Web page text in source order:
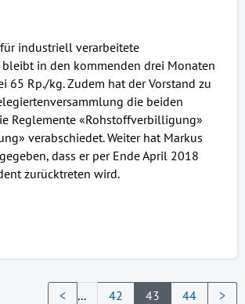
industriell verarbeitete
in den kommenden drei Monaten
65 Rp./kg. Zudem hat der Vorstand zu
die beiden
Reglemente «Rohstoffverbilligung»
verabschiedet. Weiter hat Markus
dass er per Ende April 2018
zurücktreten wird.
< ... 42 43 44 >